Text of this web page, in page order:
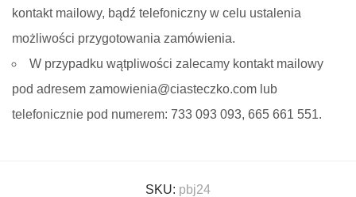
kontakt mailowy, bądź telefoniczny w celu ustalenia
możliwości przygotowania zamówienia.
W przypadku wątpliwości zalecamy kontakt mailowy
pod adresem zamowienia@ciasteczko.com lub
telefonicznie pod numerem: 733 093 093, 665 661 551.
SKU: pbj24